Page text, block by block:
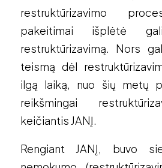
restruktūrizavimo
pakeitimai išplėtė
restruktūrizavimą. Nors
teismą dėl
ilgą laiką, nuo šių metų
reikšmingai
keičiantis JANĮ.
Rengiant JANĮ, buvo